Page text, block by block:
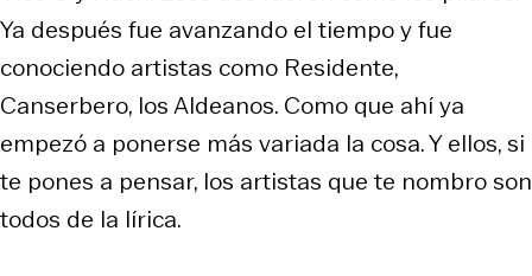
Ya después fue avanzando el tiempo y fue
conociendo artistas como Residente,
Canserbero, los Aldeanos. Como que ahí ya
empezó a ponerse más variada la cosa. Y ellos, si
te pones a pensar, los artistas que te nombro son
todos de la lírica.